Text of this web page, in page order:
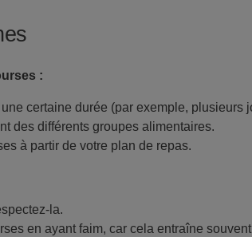
:
certaine durée (par exemple, plusieurs
des différents groupes alimentaires.
à partir de votre plan de repas.
la.
en ayant faim, car cela entraîne